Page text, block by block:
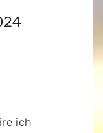
ich